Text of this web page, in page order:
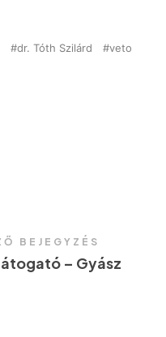
dr. Tóth Szilárd veto
BEJEGYZÉS
– Gyász